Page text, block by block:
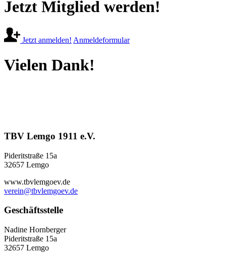
Jetzt Mitglied werden!
Jetzt anmelden! Anmeldeformular
Vielen Dank!
TBV Lemgo 1911 e.V.
Pideritstraße 15a
32657 Lemgo
www.tbvlemgoev.de
verein@tbvlemgoev.de
Geschäftsstelle
Nadine Hornberger
Pideritstraße 15a
32657 Lemgo